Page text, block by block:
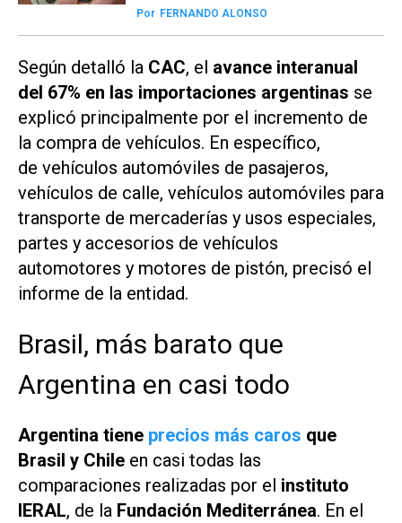
Por FERNANDO ALONSO
Según detalló la CAC, el avance interanual
del 67% en las importaciones argentinas se
explicó principalmente por el incremento de
la compra de vehículos. En específico,
de vehículos automóviles de pasajeros,
vehículos de calle, vehículos automóviles para
transporte de mercaderías y usos especiales,
partes y accesorios de vehículos
automotores y motores de pistón, precisó el
informe de la entidad.
Brasil, más barato que
Argentina en casi todo
Argentina tiene precios más caros que
Brasil y Chile en casi todas las
comparaciones realizadas por el instituto
IERAL, de la Fundación Mediterránea. En el